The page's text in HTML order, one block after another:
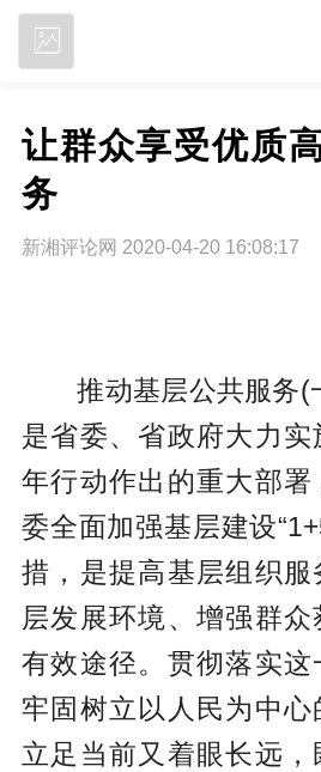
让群众享受优质
务
新湘评论网 2020-04-20 16:08:17
推动基层公共服务(
是省委、省政府大力
年行动作出的重大部
委全面加强基层建设
措，是提高基层组织
层发展环境、增强群
有效途径。贯彻落实
牢固树立以人民为中
立足当前又着眼长远